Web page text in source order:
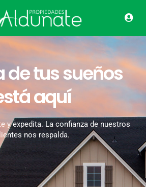
de tus sueños
aquí
y expedita. La confianza de nuestros
nos respalda.